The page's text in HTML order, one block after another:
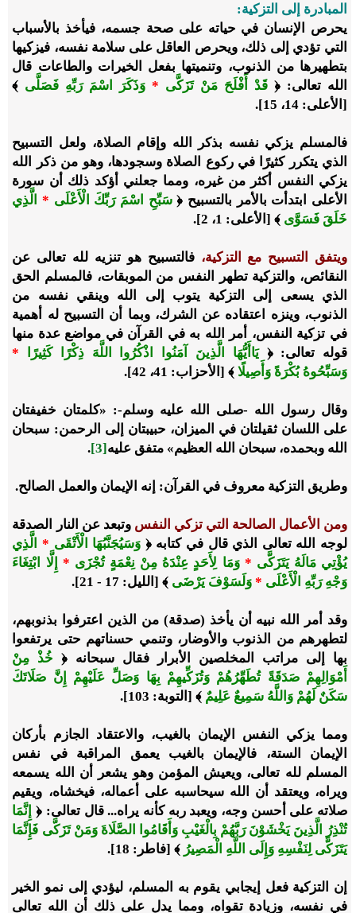
المبادرة إلى التزكية:
يحرص الإنسان في حياته على صحة جسمه، فيأخذ بالأسباب
التي تؤدي إلى ذلك، ويحرص العاقل على سلامة نفسه، فيزكيها
بتطهيرها من الذنوب، وتنميتها بفعل الخيرات والطاعات قال
الله تعالى: ﴿ قَدْ أَفْلَحَ مَنْ تَزَكَّى *وَذَكَرَ اسْمَ رَبِّهِ فَصَلَّى ﴾
[الأعلى: 14، 15].
فالمسلم يزكي نفسه بذكر الله وإقام الصلاة، ولعل التسبيح
الذي يتكرر كثيرًا في ركوع الصلاة وسجودها، وهو من ذكر الله
يزكي النفس أكثر من غيره، ومما جعلني أؤكد ذلك أن سورة
الأعلى ابتدأت بالأمر بالتسبيح ﴿سَبِّحِ اسْمَ رَبِّكَ الْأَعْلَى *الَّذِي
خَلَقَ فَسَوَّى ﴾ [الأعلى: 1، 2].
ويتفق التسبيح مع التزكية،فالتسبيح هو تنزيه لله تعالى عن
النقائص، والتزكية تطهر النفس من الموبقات، فالمسلم الحق
الذي يسعى إلى التزكية يتوب إلى الله وينقي نفسه من
الذنوب، وينزه اعتقاده عن الشرك، وبما أن التسبيح له أهمية
في تزكية النفس، أمر الله به في القرآن في مواضع عدة منها
قوله تعالى: ﴿يَاأَيُّهَا الَّذِينَ آمَنُوا اذْكُرُوا اللَّهَ ذِكْرًا كَثِيرًا *
وَسَبِّحُوهُ بُكْرَةً وَأَصِيلًا ﴾ [الأحزاب: 41، 42].
وقال رسول الله -صلى الله عليه وسلم-: «كلمتان خفيفتان
على اللسان ثقيلتان في الميزان، حبيبتان إلى الرحمن: سبحان
الله وبحمده، سبحان الله العظيم» متفق عليه[3]
.
وطريق التزكية معروف في القرآن: إنه الإيمان والعمل الصالح.
ومن الأعمال الصالحة التي تزكي النفس وتبعد عن النار الصدقة
لوجه الله تعالى الذي قال في كتابه ﴿ وَسَيُجَنَّبُهَا الْأَتْقَى * الَّذِي
يُؤْتِي مَالَهُ يَتَزَكَّى * وَمَا لِأَحَدٍ عِنْدَهُ مِنْ نِعْمَةٍ تُجْزَى * إِلَّا ابْتِغَاءَ
وَجْهِ رَبِّهِ الْأَعْلَى * وَلَسَوْفَ يَرْضَى ﴾ [الليل: 17 - 21].
وقد أمر الله نبيه أن يأخذ (صدقة) من الذين اعترفوا بذنوبهم،
لتطهرهم من الذنوب والأوضار، وتنمي حسناتهم حتى يرتفعوا
بها إلى مراتب المخلصين الأبرار فقال سبحانه ﴿ خُذْ مِنْ
أَمْوَالِهِمْ صَدَقَةً تُطَهِّرُهُمْ وَتُزَكِّيهِمْ بِهَا وَصَلِّ عَلَيْهِمْ إِنَّ صَلَاتَكَ
سَكَنٌ لَهُمْ وَاللَّهُ سَمِيعٌ عَلِيمٌ ﴾ [التوبة: 103].
ومما يزكي النفس الإيمان بالغيب، والاعتقاد الجازم بأركان
الإيمان الستة، فالإيمان بالغيب يعمق المراقبة في نفس
المسلم لله تعالى، ويعيش المؤمن وهو يشعر أن الله يسمعه
ويراه، ويعتقد أن الله سيحاسبه على أعماله، فيخشاه، ويقيم
صلاته على أحسن وجه، ويعبد ربه كأنه يراه... قال تعالى: ﴿ إِنَّمَا
تُنْذِرُ الَّذِينَ يَخْشَوْنَ رَبَّهُمْ بِالْغَيْبِ وَأَقَامُوا الصَّلَاةَ وَمَنْ تَزَكَّى فَإِنَّمَا
يَتَزَكَّى لِنَفْسِهِ وَإِلَى اللَّهِ الْمَصِيرُ ﴾ [فاطر: 18].
إن التزكية فعل إيجابي يقوم به المسلم، ليؤدي إلى نمو الخير
في نفسه، وزيادة تقواه، ومما يدل على ذلك أن الله تعالى